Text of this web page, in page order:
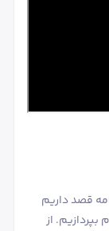
قصد داریم
از